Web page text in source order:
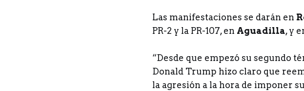
Las manifestaciones se darán en
PR-2 y la PR-107, en Aguadilla, y
“Desde que empezó su segundo
Donald Trump hizo claro que
la agresión a la hora de imponer